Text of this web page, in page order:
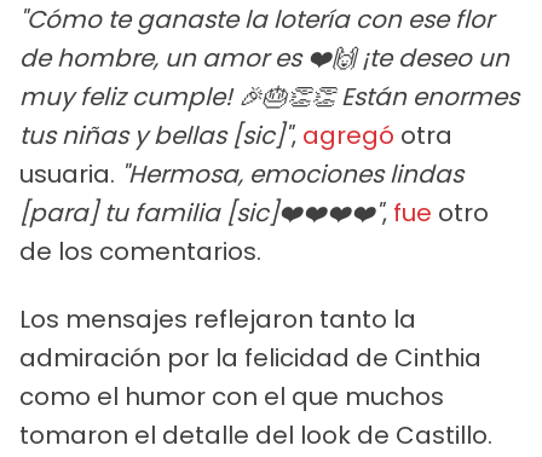
"Cómo te ganaste la lotería con ese flor
de hombre, un amor es ❤️🙌 ¡te deseo un
muy feliz cumple! 🎉🎂👏👏 Están enormes
tus niñas y bellas [sic]", agregó otra
usuaria. "Hermosa, emociones lindas
[para] tu familia [sic]❤️❤️❤️❤️", fue otro
de los comentarios.
Los mensajes reflejaron tanto la
admiración por la felicidad de Cinthia
como el humor con el que muchos
tomaron el detalle del look de Castillo.